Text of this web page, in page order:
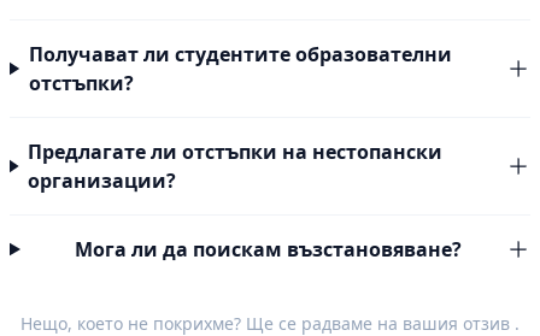
Получават ли студентите образователни
отстъпки?
Предлагате ли отстъпки на нестопански
организации?
Мога ли да поискам възстановяване?
Нещо, което не покрихме? Ще се радваме на вашия отзив .